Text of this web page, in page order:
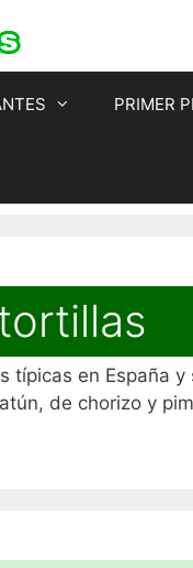
PRIMER
típicas en España
de chorizo y